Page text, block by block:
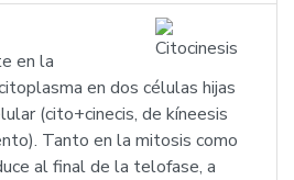
en la
en dos células hijas
(cito+cinecis, de kíneesis
Tanto en la mitosis como
al final de la telofase, a